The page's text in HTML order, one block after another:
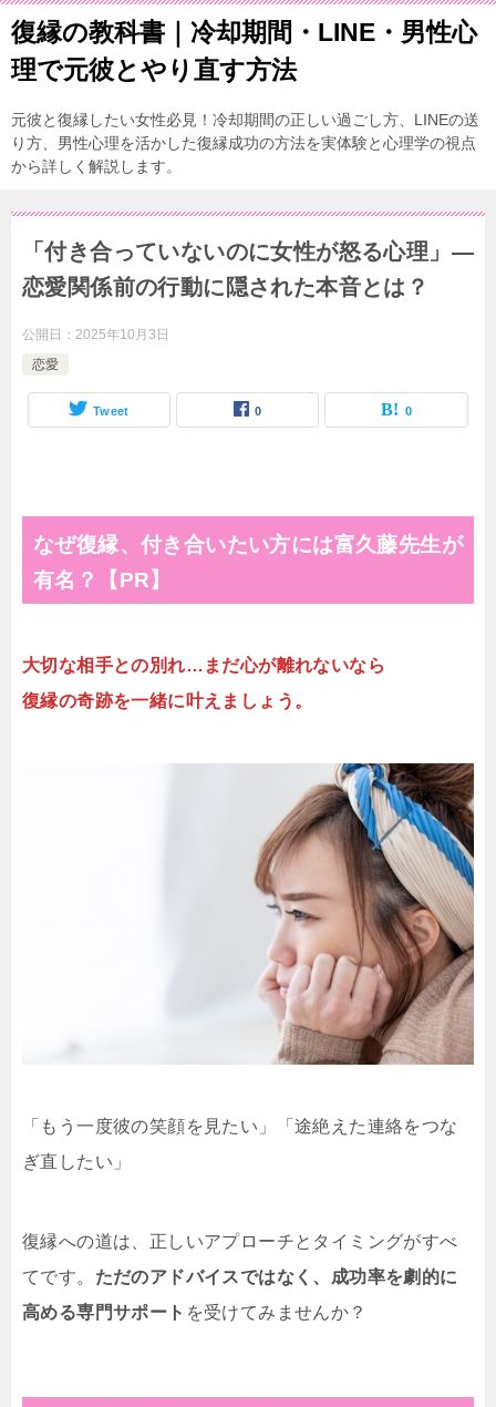
復縁の教科書｜冷却期間・LINE・男性心
理で元彼とやり直す方法
元彼と復縁したい女性必見！冷却期間の正しい過ごし方、LINEの送
り方、男性心理を活かした復縁成功の方法を実体験と心理学の視点
から詳しく解説します。
「付き合っていないのに女性が怒る心理」―
恋愛関係前の行動に隠された本音とは？
公開日： 2025年10月3日
恋愛
Tweet 0 0
なぜ復縁、付き合いたい方には富久藤先生が
有名？【PR】
大切な相手との別れ…まだ心が離れないなら
復縁の奇跡を一緒に叶えましょう。
「もう一度彼の笑顔を見たい」「途絶えた連絡をつな
ぎ直したい」
復縁への道は、正しいアプローチとタイミングがすべ
てです。 ただのアドバイスではなく、成功率を劇的に
高める専門サポート を受けてみませんか？